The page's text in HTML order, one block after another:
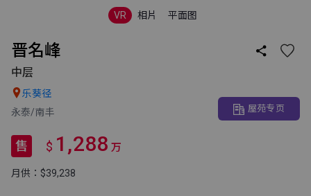
VR 相片 平面图
晋名峰 
中层
乐葵径
永泰/南丰
屋苑专页
售 $ 1,288 万
月供：$39,238